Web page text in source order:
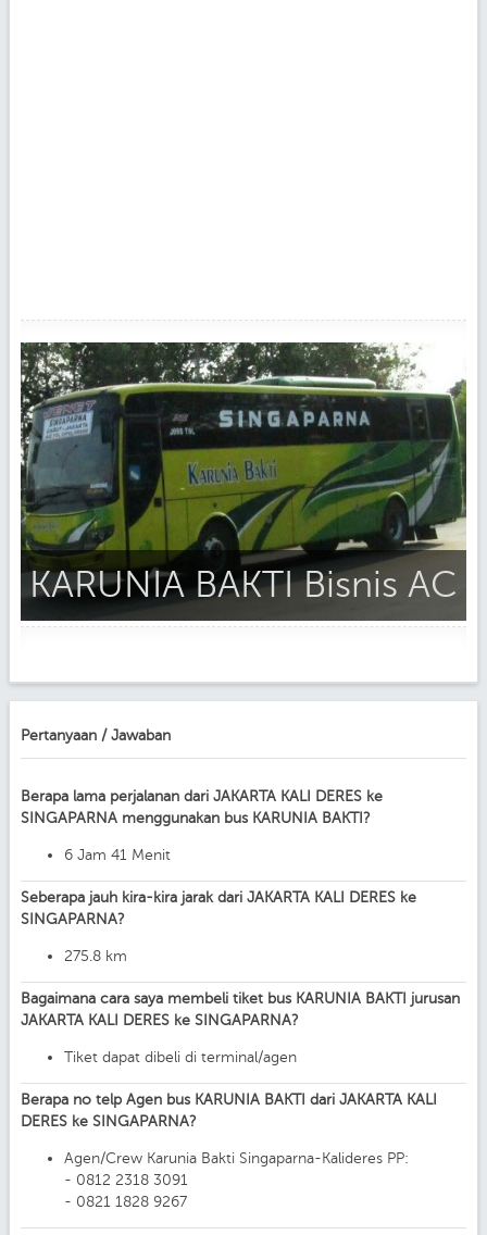
KARUNIA BAKTI Bisnis AC
Pertanyaan / Jawaban
Berapa lama perjalanan dari JAKARTA KALI DERES ke
SINGAPARNA menggunakan bus KARUNIA BAKTI?
6 Jam 41 Menit
Seberapa jauh kira-kira jarak dari JAKARTA KALI DERES ke
SINGAPARNA?
275.8 km
Bagaimana cara saya membeli tiket bus KARUNIA BAKTI jurusan
JAKARTA KALI DERES ke SINGAPARNA?
Tiket dapat dibeli di terminal/agen
Berapa no telp Agen bus KARUNIA BAKTI dari JAKARTA KALI
DERES ke SINGAPARNA?
Agen/Crew Karunia Bakti Singaparna-Kalideres PP:
- 0812 2318 3091
- 0821 1828 9267